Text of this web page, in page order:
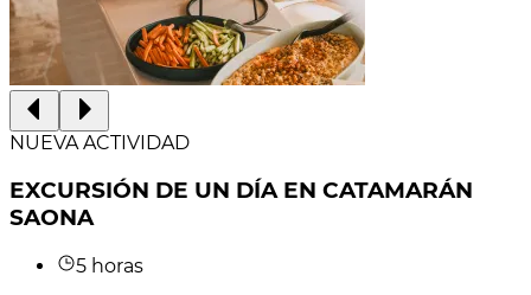
NUEVA ACTIVIDAD
EXCURSIÓN DE UN DÍA EN CATAMARÁN
SAONA
5 horas